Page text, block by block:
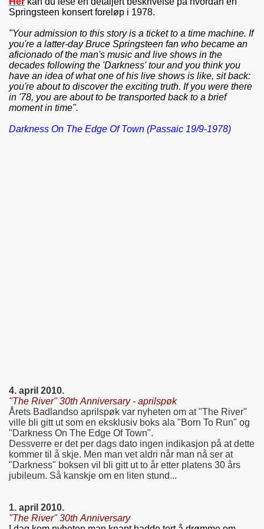
Springsteen konsert foreløp i 1978.
"Your admission to this story is a ticket to a time machine. If
you're a latter-day Bruce Springsteen fan who became an
aficionado of the man's music and live shows in the
decades following the 'Darkness' tour and you think you
have an idea of what one of his live shows is like, sit back:
you're about to discover the exciting truth. If you were there
in '78, you are about to be transported back to a brief
moment in time".
Darkness On The Edge Of Town (Passaic 19/9-1978)
4. april 2010.
"The River" 30th Anniversary - aprilspøk
Årets Badlandso aprilspøk var nyheten om at "The River"
ville bli gitt ut som en eksklusiv boks ala "Born To Run" og
"Darkness On The Edge Of Town".
Dessverre er det per dags dato ingen indikasjon på at dette
kommer til å skje. Men man vet aldri når man nå ser at
"Darkness" boksen vil bli gitt ut to år etter platens 30 års
jubileum. Så kanskje om en liten stund...
1. april 2010.
"The River" 30th Anniversary